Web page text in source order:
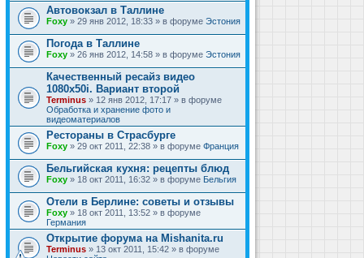
Автовокзал в Таллине
Foxy » 29 янв 2012, 18:33 » в форуме Эстония
Погода в Таллине
Foxy » 26 янв 2012, 14:58 » в форуме Эстония
Качественный ресайз видео
1080x50i. Вариант второй
Terminus » 12 янв 2012, 17:17 » в форуме
Обработка и хранение фото и
видеоматериалов
Рестораны в Страсбурге
Foxy » 29 окт 2011, 22:38 » в форуме Франция
Бельгийская кухня: рецепты блюд
Foxy » 18 окт 2011, 16:32 » в форуме Бельгия
Отели в Берлине: советы и отзывы
Foxy » 18 окт 2011, 13:52 » в форуме
Германия
Открытие форума на Mishanita.ru
Terminus » 13 окт 2011, 15:42 » в форуме